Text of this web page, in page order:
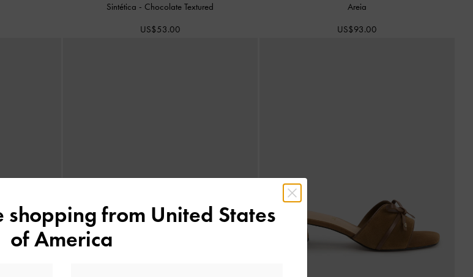
Sintética - Chocolate Textured
US$53.00
Areia
US$93.00
shopping from United States
of America